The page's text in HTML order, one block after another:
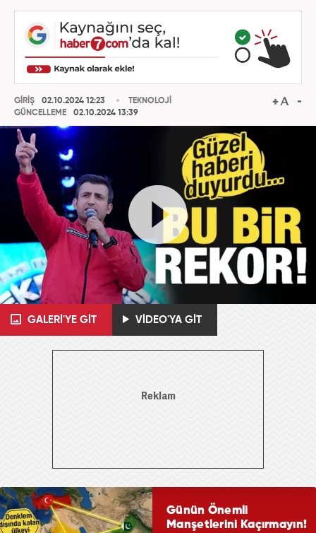
GİRİŞ
02.10.2024 12:23
GÜNCELLEME
02.10.2024 13:39
TEKNOLOJİ
GALERİ'YE GİT VİDEO'YA GİT